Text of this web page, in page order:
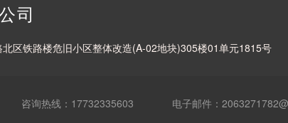
司
区铁路楼危旧小区整体改造(A-02地块)305楼01单元1815号
咨询热线：17732335603 电子邮件：